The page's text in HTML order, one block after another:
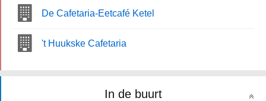
De Cafetaria-Eetcafé Ketel
't Huukske Cafetaria
In de buurt